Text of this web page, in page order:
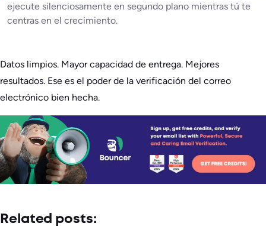
ejecute silenciosamente en segundo plano mientras tú te
centras en el crecimiento.
Datos limpios. Mayor capacidad de entrega. Mejores
resultados. Ese es el poder de la verificación del correo
electrónico bien hecha.
Related posts: